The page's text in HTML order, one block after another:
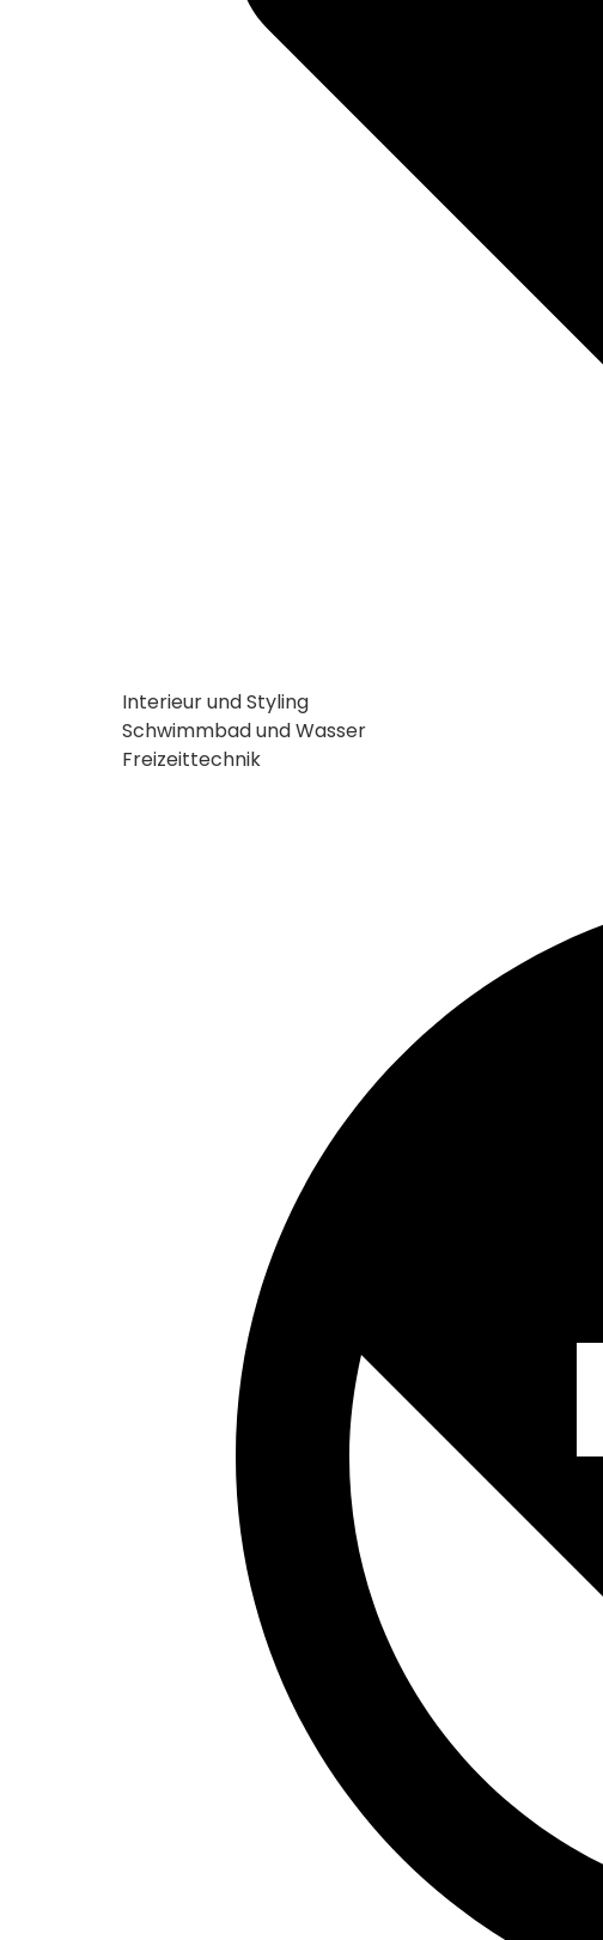
Interieur und Styling
Schwimmbad und Wasser
Freizeittechnik